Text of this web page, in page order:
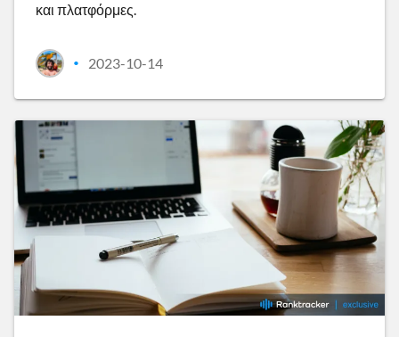
και πλατφόρμες.
• 2023-10-14